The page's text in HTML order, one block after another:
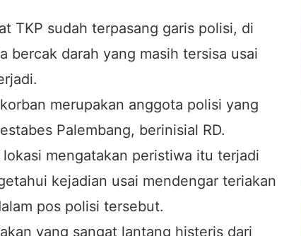
TKP sudah terpasang garis polisi, di
bercak darah yang masih tersisa usai
merupakan anggota polisi yang
Palembang, berinisial RD.
mengatakan peristiwa itu terjadi
kejadian usai mendengar teriakan
pos polisi tersebut.
yang sangat lantang histeris dari